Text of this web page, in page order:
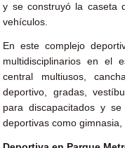
y se construyó la caseta
vehículos.
En este complejo
multidisciplinarios en el
central multiusos,
deportivo, gradas,
para discapacitados y
deportivas como